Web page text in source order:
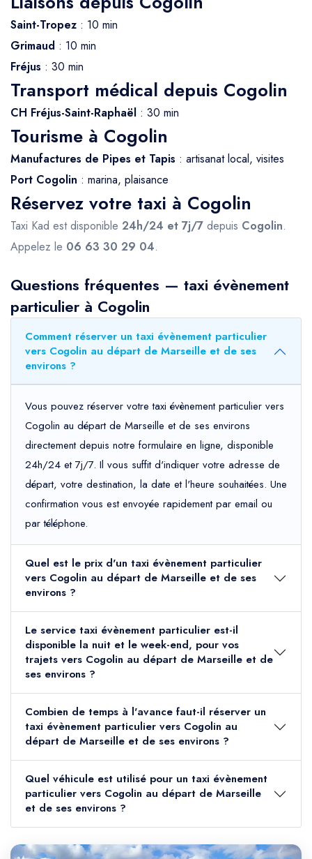
Saint-Tropez : 10 min
Grimaud : 10 min
Fréjus : 30 min
Transport médical depuis Cogolin
CH Fréjus-Saint-Raphaël : 30 min
Tourisme à Cogolin
Manufactures de Pipes et Tapis : artisanat local, visites
Port Cogolin : marina, plaisance
Réservez votre taxi à Cogolin
Taxi Kad est disponible 24h/24 et 7j/7 depuis Cogolin.
Appelez le 06 63 30 29 04.
Questions fréquentes — taxi évènement
particulier à Cogolin
Comment réserver un taxi évènement particulier
vers Cogolin au départ de Marseille et de ses
environs ?
Vous pouvez réserver votre taxi évènement particulier vers
Cogolin au départ de Marseille et de ses environs
directement depuis notre formulaire en ligne, disponible
24h/24 et 7j/7. Il vous suffit d'indiquer votre adresse de
départ, votre destination, la date et l'heure souhaitées. Une
confirmation vous est envoyée rapidement par email ou
par téléphone.
Quel est le prix d'un taxi évènement particulier
vers Cogolin au départ de Marseille et de ses
environs ?
Le service taxi évènement particulier est-il
disponible la nuit et le week-end, pour vos
trajets vers Cogolin au départ de Marseille et de
ses environs ?
Combien de temps à l'avance faut-il réserver un
taxi évènement particulier vers Cogolin au
départ de Marseille et de ses environs ?
Quel véhicule est utilisé pour un taxi évènement
particulier vers Cogolin au départ de Marseille
et de ses environs ?